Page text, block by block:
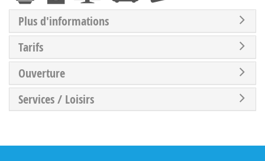
Plus d'informations
Tarifs
Ouverture
Services / Loisirs